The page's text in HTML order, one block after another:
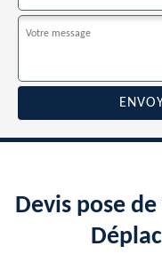
Devis pose